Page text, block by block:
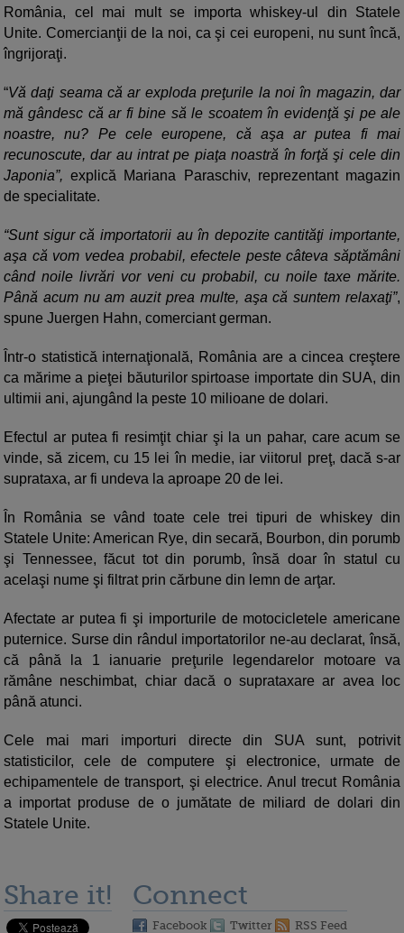
România, cel mai mult se importa whiskey-ul din Statele
Unite. Comercianţii de la noi, ca şi cei europeni, nu sunt încă,
îngrijoraţi.
“Vă daţi seama că ar exploda preţurile la noi în magazin, dar
mă gândesc că ar fi bine să le scoatem în evidenţă şi pe ale
noastre, nu? Pe cele europene, că aşa ar putea fi mai
recunoscute, dar au intrat pe piaţa noastră în forţă şi cele din
Japonia”, explică Mariana Paraschiv, reprezentant magazin
de specialitate.
“Sunt sigur că importatorii au în depozite cantităţi importante,
aşa că vom vedea probabil, efectele peste câteva săptămâni
când noile livrări vor veni cu probabil, cu noile taxe mărite.
Până acum nu am auzit prea multe, aşa că suntem relaxaţi”,
spune Juergen Hahn, comerciant german.
Într-o statistică internaţională, România are a cincea creştere
ca mărime a pieţei băuturilor spirtoase importate din SUA, din
ultimii ani, ajungând la peste 10 milioane de dolari.
Efectul ar putea fi resimţit chiar şi la un pahar, care acum se
vinde, să zicem, cu 15 lei în medie, iar viitorul preţ, dacă s-ar
suprataxa, ar fi undeva la aproape 20 de lei.
În România se vând toate cele trei tipuri de whiskey din
Statele Unite: American Rye, din secară, Bourbon, din porumb
şi Tennessee, făcut tot din porumb, însă doar în statul cu
acelaşi nume şi filtrat prin cărbune din lemn de arţar.
Afectate ar putea fi şi importurile de motocicletele americane
puternice. Surse din rândul importatorilor ne-au declarat, însă,
că până la 1 ianuarie preţurile legendarelor motoare va
rămâne neschimbat, chiar dacă o suprataxare ar avea loc
până atunci.
Cele mai mari importuri directe din SUA sunt, potrivit
statisticilor, cele de computere şi electronice, urmate de
echipamentele de transport, şi electrice. Anul trecut România
a importat produse de o jumătate de miliard de dolari din
Statele Unite.
Share it! Connect
Facebook Twitter RSS Feed